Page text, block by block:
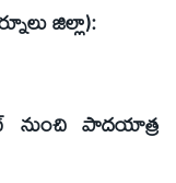
జిల్లా):
నుంచి పాదయాత్ర